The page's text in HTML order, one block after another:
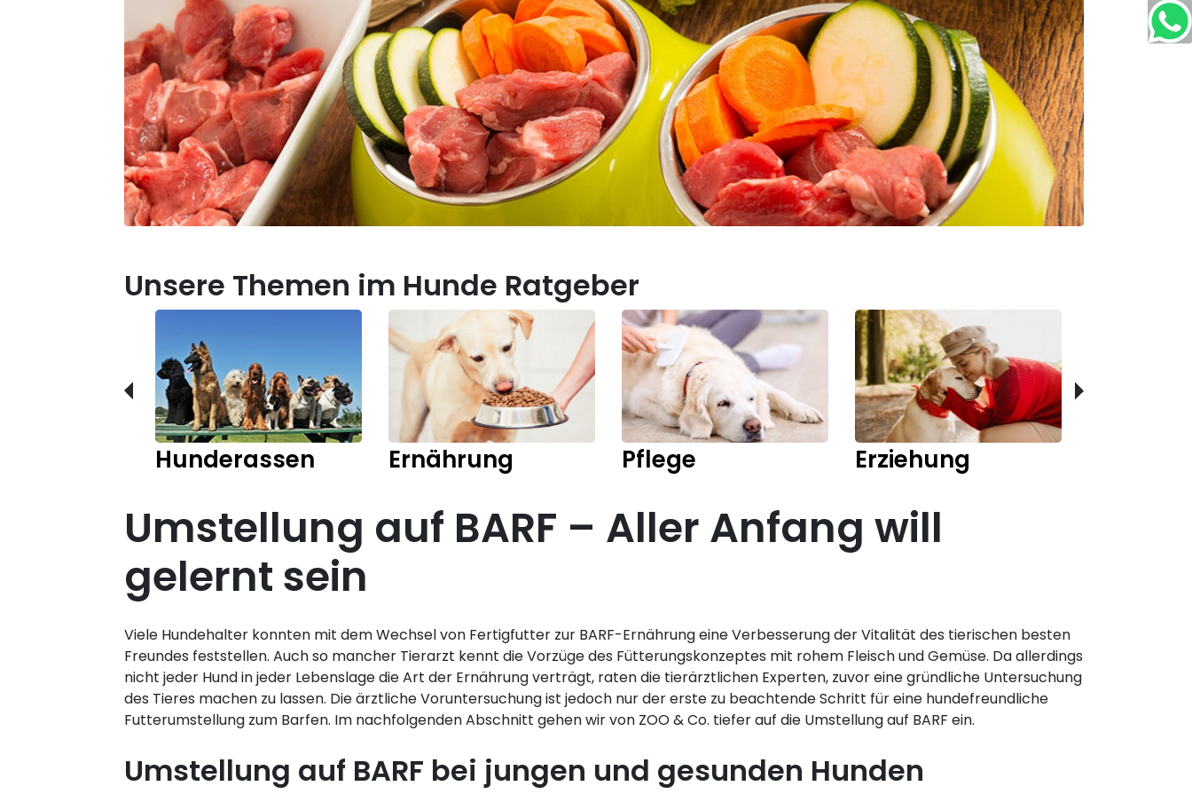
Unsere Themen im Hunde Ratgeber
Hunderassen Ernährung Pflege Erziehung
Umstellung auf BARF – Aller Anfang will
gelernt sein
Viele Hundehalter konnten mit dem Wechsel von Fertigfutter zur BARF-Ernährung eine Verbesserung der Vitalität des tierischen besten
Freundes feststellen. Auch so mancher Tierarzt kennt die Vorzüge des Fütterungskonzeptes mit rohem Fleisch und Gemüse. Da allerdings
nicht jeder Hund in jeder Lebenslage die Art der Ernährung verträgt, raten die tierärztlichen Experten, zuvor eine gründliche Untersuchung
des Tieres machen zu lassen. Die ärztliche Voruntersuchung ist jedoch nur der erste zu beachtende Schritt für eine hundefreundliche
Futterumstellung zum Barfen. Im nachfolgenden Abschnitt gehen wir von ZOO & Co. tiefer auf die Umstellung auf BARF ein.
Umstellung auf BARF bei jungen und gesunden Hunden